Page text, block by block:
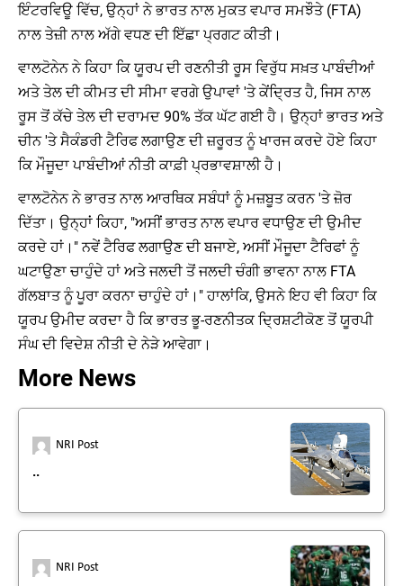
ਇੰਟਰਵਿਊ ਵਿੱਚ, ਉਨ੍ਹਾਂ ਨੇ ਭਾਰਤ ਨਾਲ ਮੁਕਤ ਵਪਾਰ ਸਮਝੌਤੇ (FTA)
ਨਾਲ ਤੇਜ਼ੀ ਨਾਲ ਅੱਗੇ ਵਧਣ ਦੀ ਇੱਛਾ ਪ੍ਰਗਟ ਕੀਤੀ।
ਵਾਲਟੋਨੇਨ ਨੇ ਕਿਹਾ ਕਿ ਯੂਰਪ ਦੀ ਰਣਨੀਤੀ ਰੂਸ ਵਿਰੁੱਧ ਸਖ਼ਤ ਪਾਬੰਦੀਆਂ
ਅਤੇ ਤੇਲ ਦੀ ਕੀਮਤ ਦੀ ਸੀਮਾ ਵਰਗੇ ਉਪਾਵਾਂ 'ਤੇ ਕੇਂਦ੍ਰਿਤ ਹੈ, ਜਿਸ ਨਾਲ
ਰੂਸ ਤੋਂ ਕੱਚੇ ਤੇਲ ਦੀ ਦਰਾਮਦ 90% ਤੱਕ ਘੱਟ ਗਈ ਹੈ। ਉਨ੍ਹਾਂ ਭਾਰਤ ਅਤੇ
ਚੀਨ 'ਤੇ ਸੈਕੰਡਰੀ ਟੈਰਿਫ ਲਗਾਉਣ ਦੀ ਜ਼ਰੂਰਤ ਨੂੰ ਖਾਰਜ ਕਰਦੇ ਹੋਏ ਕਿਹਾ
ਕਿ ਮੌਜੂਦਾ ਪਾਬੰਦੀਆਂ ਨੀਤੀ ਕਾਫ਼ੀ ਪ੍ਰਭਾਵਸ਼ਾਲੀ ਹੈ।
ਵਾਲਟੋਨੇਨ ਨੇ ਭਾਰਤ ਨਾਲ ਆਰਥਿਕ ਸਬੰਧਾਂ ਨੂੰ ਮਜ਼ਬੂਤ ​​ਕਰਨ 'ਤੇ ਜ਼ੋਰ
ਦਿੱਤਾ। ਉਨ੍ਹਾਂ ਕਿਹਾ, "ਅਸੀਂ ਭਾਰਤ ਨਾਲ ਵਪਾਰ ਵਧਾਉਣ ਦੀ ਉਮੀਦ
ਕਰਦੇ ਹਾਂ।" ਨਵੇਂ ਟੈਰਿਫ ਲਗਾਉਣ ਦੀ ਬਜਾਏ, ਅਸੀਂ ਮੌਜੂਦਾ ਟੈਰਿਫਾਂ ਨੂੰ
ਘਟਾਉਣਾ ਚਾਹੁੰਦੇ ਹਾਂ ਅਤੇ ਜਲਦੀ ਤੋਂ ਜਲਦੀ ਚੰਗੀ ਭਾਵਨਾ ਨਾਲ FTA
ਗੱਲਬਾਤ ਨੂੰ ਪੂਰਾ ਕਰਨਾ ਚਾਹੁੰਦੇ ਹਾਂ।" ਹਾਲਾਂਕਿ, ਉਸਨੇ ਇਹ ਵੀ ਕਿਹਾ ਕਿ
ਯੂਰਪ ਉਮੀਦ ਕਰਦਾ ਹੈ ਕਿ ਭਾਰਤ ਭੂ-ਰਣਨੀਤਕ ਦ੍ਰਿਸ਼ਟੀਕੋਣ ਤੋਂ ਯੂਰਪੀ
ਸੰਘ ਦੀ ਵਿਦੇਸ਼ ਨੀਤੀ ਦੇ ਨੇੜੇ ਆਵੇਗਾ।
More News
NRI Post
..
NRI Post